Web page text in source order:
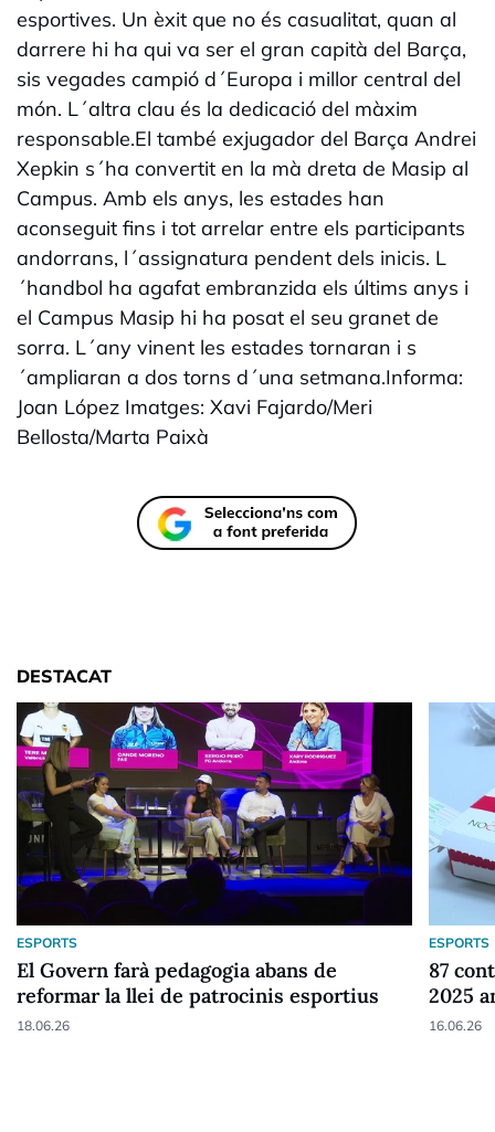
esportives. Un èxit que no és casualitat, quan al
darrere hi ha qui va ser el gran capità del Barça,
sis vegades campió d´Europa i millor central del
món. L´altra clau és la dedicació del màxim
responsable.El també exjugador del Barça Andrei
Xepkin s´ha convertit en la mà dreta de Masip al
Campus. Amb els anys, les estades han
aconseguit fins i tot arrelar entre els participants
andorrans, l´assignatura pendent dels inicis. L
´handbol ha agafat embranzida els últims anys i
el Campus Masip hi ha posat el seu granet de
sorra. L´any vinent les estades tornaran i s
´ampliaran a dos torns d´una setmana.Informa:
Joan López Imatges: Xavi Fajardo/Meri
Bellosta/Marta Paixà
DESTACAT
ESPORTS
El Govern farà pedagogia abans de
reformar la llei de patrocinis esportius
18.06.26
ESPORTS
87
2025
16.06.26